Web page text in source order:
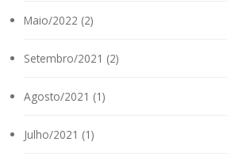
Maio/2022 (2)
Setembro/2021 (2)
Agosto/2021 (1)
Julho/2021 (1)